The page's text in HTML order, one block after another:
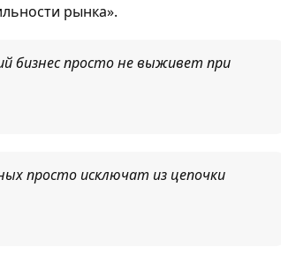
рынка».
бизнес просто не выживет при
просто исключат из цепочки